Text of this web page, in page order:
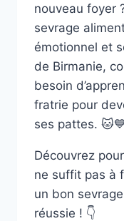
nouveau foyer
sevrage
émotionnel et
de Birmanie,
besoin
fratrie pour
ses pattes. 🐱💙
Découvrez
ne suffit pas à
un bon
réussie ! 👇